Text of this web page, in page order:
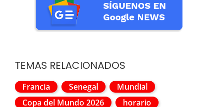
TEMAS RELACIONADOS
Francia Senegal
Mundial
Copa del Mundo 2026
horario